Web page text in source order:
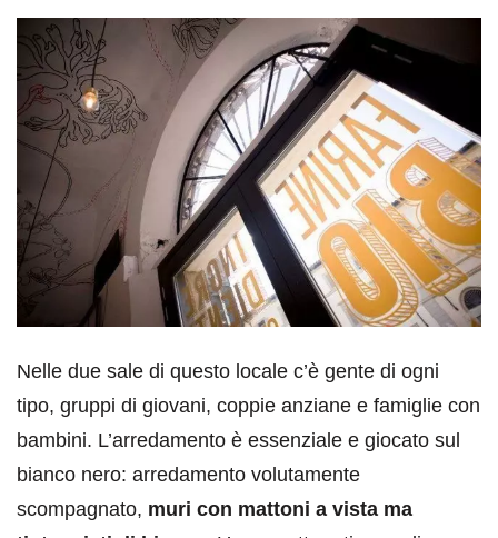
Nelle due sale di questo locale c’è gente di ogni
tipo, gruppi di giovani, coppie anziane e famiglie con
bambini. L’arredamento è essenziale e giocato sul
bianco nero: arredamento volutamente
scompagnato, muri con mattoni a vista ma